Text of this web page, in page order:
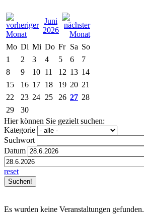
Juni
2026
Mo Di Mi Do Fr Sa So
1
2 3 4 5 6
7
8
9 10 11 12 13 14
15
16 17 18 19 20 21
22
23 24 25 26 27 28
29
30
Hier können Sie gezielt suchen:
Kategorie
Suchwort
Datum
reset
Es wurden keine Veranstaltungen gefunden.